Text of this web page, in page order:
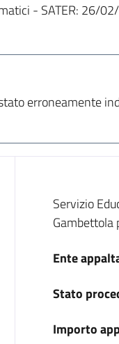
- SATER: 26/
erroneamente
Dati
Servizio
Ente
Stato
Importo